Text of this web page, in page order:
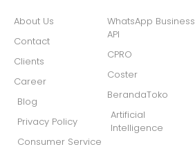
About Us
Contact
Clients
Career
Blog
Privacy Policy
Consumer Service
WhatsApp Business
API
CPRO
Coster
BerandaToko
Artificial
Intelligence